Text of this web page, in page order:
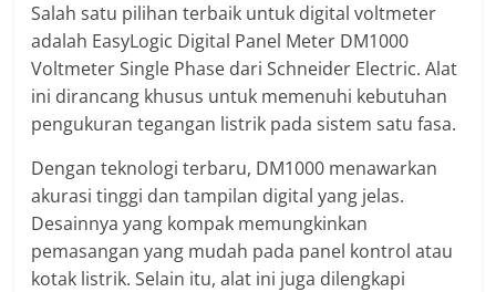
Salah satu pilihan terbaik untuk digital voltmeter
adalah EasyLogic Digital Panel Meter DM1000
Voltmeter Single Phase dari Schneider Electric. Alat
ini dirancang khusus untuk memenuhi kebutuhan
pengukuran tegangan listrik pada sistem satu fasa.
Dengan teknologi terbaru, DM1000 menawarkan
akurasi tinggi dan tampilan digital yang jelas.
Desainnya yang kompak memungkinkan
pemasangan yang mudah pada panel kontrol atau
kotak listrik. Selain itu, alat ini juga dilengkapi